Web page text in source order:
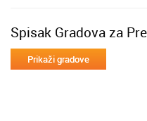
Spisak Gradova za